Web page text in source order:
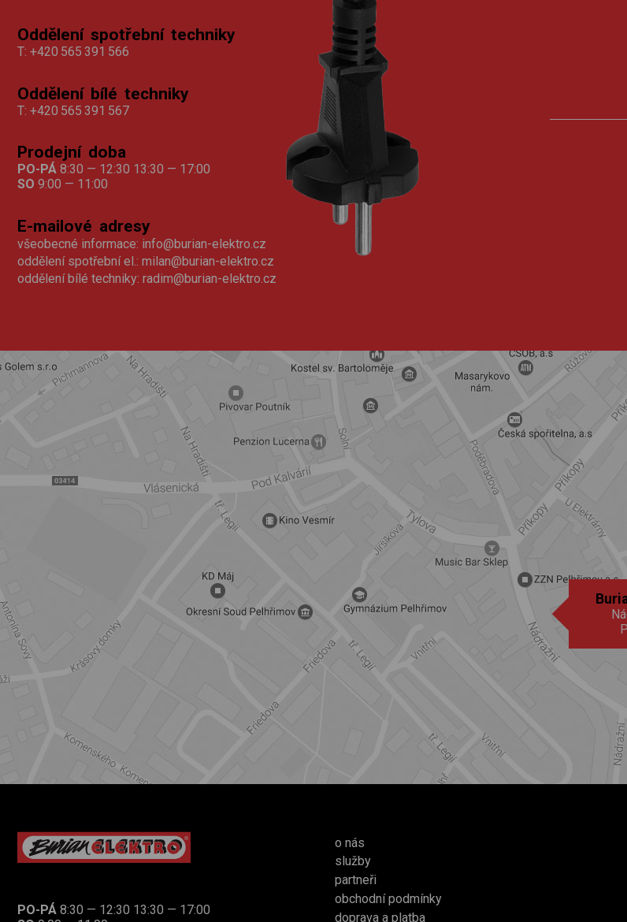
Oddělení spotřební techniky
T: +420 565 391 566
Oddělení bílé techniky
T: +420 565 391 567
Prodejní doba
PO-PÁ 8:30 — 12:30 13:30 — 17:00
SO 9:00 — 11:00
E-mailové adresy
všeobecné informace: info@burian-elektro.cz
oddělení spotřební el.: milan@burian-elektro.cz
oddělení bílé techniky: radim@burian-elektro.cz
PO-PÁ 8:30 — 12:30 13:30 — 17:00
o nás
služby
partneři
obchodní podmínky
doprava a platba